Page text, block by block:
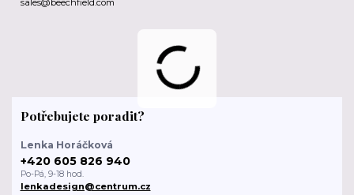
Potřebujete poradit?
Lenka Horáčková
+420 605 826 940
Po-Pá, 9-18 hod.
lenkadesign@centrum.cz